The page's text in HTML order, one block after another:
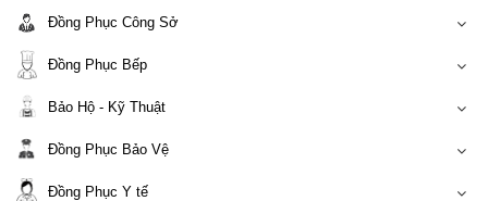
Đồng Phục Công Sở
Đồng Phục Bếp
Bảo Hộ - Kỹ Thuật
Đồng Phục Bảo Vệ
Đồng Phục Y tế